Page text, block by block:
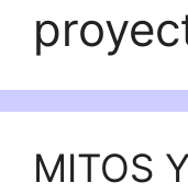
MITOS